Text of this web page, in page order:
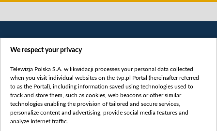
Категорії
Новини
We respect your privacy
Telewizja Polska S.A. w likwidacji processes your personal data collected
when you visit individual websites on the tvp.pl Portal (hereinafter referred
to as the Portal), including information saved using technologies used to
track and store them, such as cookies, web beacons or other similar
technologies enabling the provision of tailored and secure services,
personalize content and advertising, provide social media features and
analyze Internet traffic.